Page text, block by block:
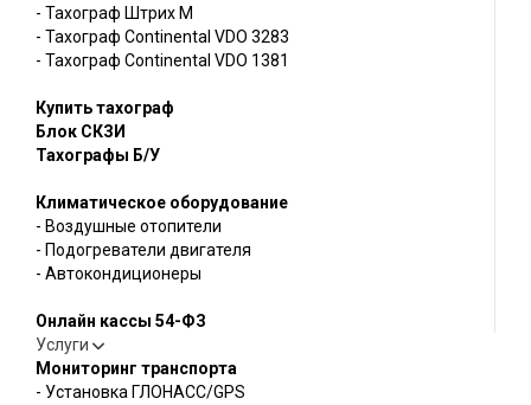
- Тахограф Штрих М
- Тахограф Continental VDO 3283
- Тахограф Continental VDO 1381
Купить тахограф
Блок СКЗИ
Тахографы Б/У
Климатическое оборудование
- Воздушные отопители
- Подогреватели двигателя
- Автокондиционеры
Онлайн кассы 54-ФЗ
Услуги
Мониторинг транспорта
- Установка ГЛОНАСС/GPS